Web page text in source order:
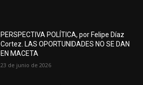
PERSPECTIVA POLÍTICA, por Felipe Díaz
Cortez. LAS OPORTUNIDADES NO SE DAN
EN MACETA
23 de junio de 2026